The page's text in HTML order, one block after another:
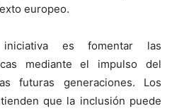
europeo.
es fomentar las
mediante el impulso del
futuras generaciones. Los
que la inclusión puede